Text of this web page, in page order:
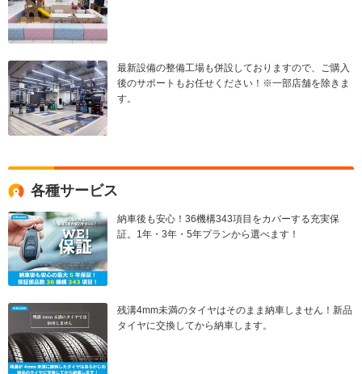
最新設備の整備工場も併設しておりますので、ご購入
後のサポートもお任せください！※一部店舗を除きま
す。
各種サービス
納車後も安心！36機構343項目をカバーする充実保
証。1年・3年・5年プランから選べます！
残溝4mm未満のタイヤはそのまま納車しません！新品
タイヤに交換してから納車します。